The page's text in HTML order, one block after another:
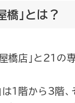
橋」とは？
屋橋店」と21の
は1階から3階